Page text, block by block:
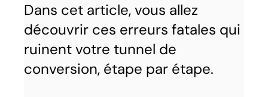
Dans cet article, vous allez
découvrir ces erreurs fatales qui
ruinent votre tunnel de
conversion, étape par étape.